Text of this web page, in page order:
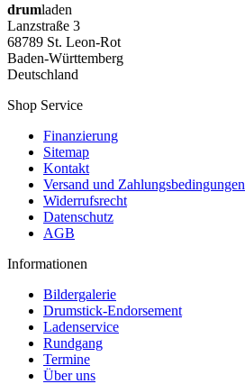
drumladen
Lanzstraße 3
68789 St. Leon-Rot
Baden-Württemberg
Deutschland
Shop Service
Finanzierung
Sitemap
Kontakt
Versand und Zahlungsbedingungen
Widerrufsrecht
Datenschutz
AGB
Informationen
Bildergalerie
Drumstick-Endorsement
Ladenservice
Rundgang
Termine
Über uns